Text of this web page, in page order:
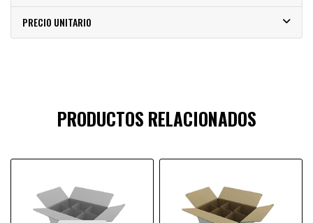
PRECIO UNITARIO
PRODUCTOS RELACIONADOS